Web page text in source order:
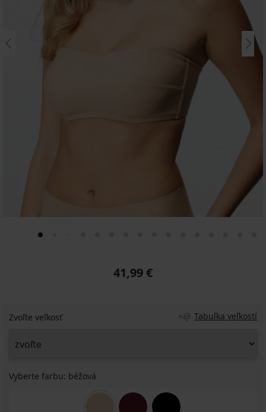
41,99 €
Zvoľte veľkosť Tabuľka veľkostí
Vyberte farbu: béžová